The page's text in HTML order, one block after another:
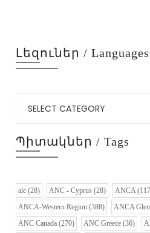
Լեզուներ / Languages
Պիտակներ / Tags
alc (28) ANC - Cyprus (28) ANCA
ANCA-Western Region (388) ANCA
ANC Canada (270) ANC Greece (36)